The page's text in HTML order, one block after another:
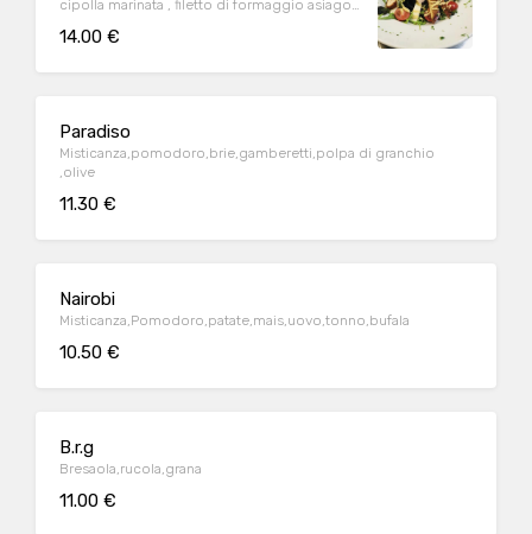
cipolla marinata , filetto di formaggio asiago
14.00 €
Paradiso
Misticanza,pomodoro,brie,gamberetti,polpa di granchio
,olive
11.30 €
Nairobi
Misticanza,Pomodoro,patate,mais,uovo,tonno,bufala
10.50 €
B.r.g
Bresaola,rucola,grana
11.00 €